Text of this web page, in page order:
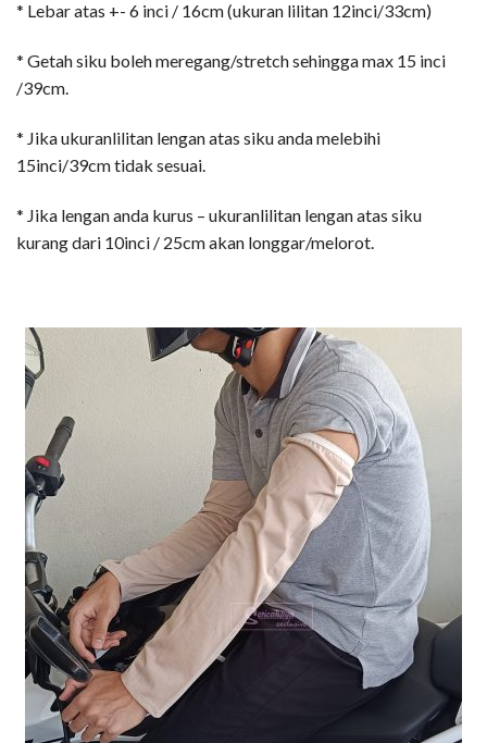
* Lebar atas +- 6 inci / 16cm (ukuran lilitan 12inci/33cm)
* Getah siku boleh meregang/stretch sehingga max 15 inci
/39cm.
* Jika ukuranlilitan lengan atas siku anda melebihi
15inci/39cm tidak sesuai.
* Jika lengan anda kurus – ukuranlilitan lengan atas siku
kurang dari 10inci / 25cm akan longgar/melorot.